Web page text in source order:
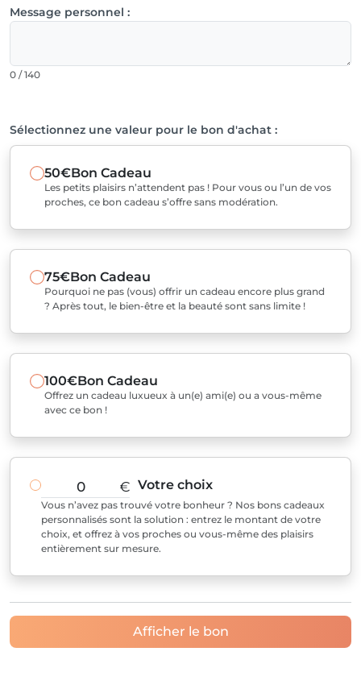
Message personnel :
0 / 140
Sélectionnez une valeur pour le bon d'achat :
50€Bon Cadeau
Les petits plaisirs n’attendent pas ! Pour vous ou l’un de vos
proches, ce bon cadeau s’offre sans modération.
75€Bon Cadeau
Pourquoi ne pas (vous) offrir un cadeau encore plus grand
? Après tout, le bien-être et la beauté sont sans limite !
100€Bon Cadeau
Offrez un cadeau luxueux à un(e) ami(e) ou a vous-même
avec ce bon !
€ Votre choix
Vous n’avez pas trouvé votre bonheur ? Nos bons cadeaux
personnalisés sont la solution : entrez le montant de votre
choix, et offrez à vos proches ou vous-même des plaisirs
entièrement sur mesure.
Afficher le bon